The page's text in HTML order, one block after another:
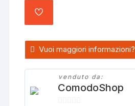
AGGIUNGI
AI
Vuoi maggiori informazioni?
venduto da:
ComodoShop